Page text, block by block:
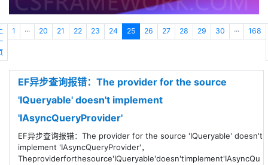
1 ··· 20 21 22 23 24 25 26 27 28 29 30 ··· 168
EF异步查询报错：The provider for the source
'IQueryable' doesn't implement
'IAsyncQueryProvider'
EF异步查询报错：The provider for the source 'IQueryable' doesn't
implement 'IAsyncQueryProvider'，
Theproviderforthesource'IQueryable'doesn'timplement'IAsyncQu